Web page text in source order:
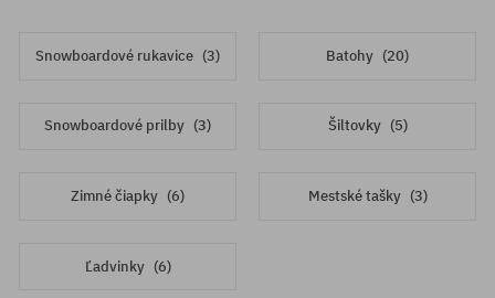
Snowboardové rukavice (3) Batohy (20)
Snowboardové prilby (3) Šiltovky (5)
Zimné čiapky (6) Mestské tašky (3)
Ľadvinky (6)